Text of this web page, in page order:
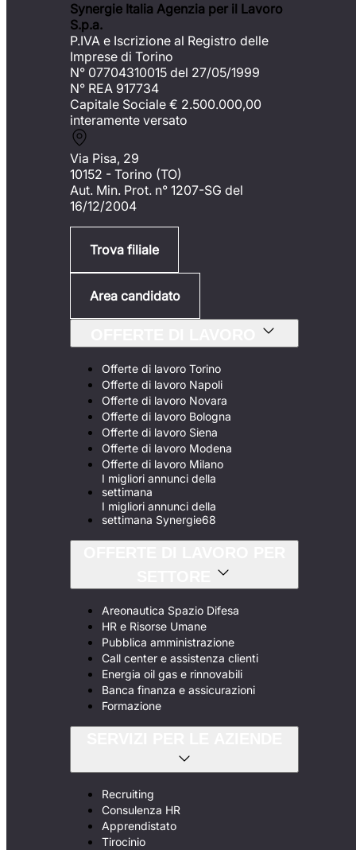
Synergie Italia Agenzia per il Lavoro
S.p.a.
P.IVA e Iscrizione al Registro delle
Imprese di Torino
N° 07704310015 del 27/05/1999
N° REA 917734
Capitale Sociale € 2.500.000,00
interamente versato
Via Pisa, 29
10152 - Torino (TO)
Aut. Min. Prot. n° 1207-SG del
16/12/2004
Trova filiale
Area candidato
Offerte di lavoro Torino
Offerte di lavoro Napoli
Offerte di lavoro Novara
Offerte di lavoro Bologna
Offerte di lavoro Siena
Offerte di lavoro Modena
Offerte di lavoro Milano
I migliori annunci della
settimana
I migliori annunci della
settimana Synergie68
Areonautica Spazio Difesa
HR e Risorse Umane
Pubblica amministrazione
Call center e assistenza clienti
Energia oil gas e rinnovabili
Banca finanza e assicurazioni
Formazione
Recruiting
Consulenza HR
Apprendistato
Tirocinio